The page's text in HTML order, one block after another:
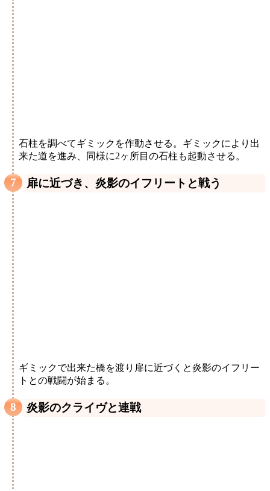
石柱を調べてギミックを作動させる。ギミックにより出
来た道を進み、同様に2ヶ所目の石柱も起動させる。
扉に近づき、炎影のイフリートと戦う
ギミックで出来た橋を渡り扉に近づくと炎影のイフリー
トとの戦闘が始まる。
炎影のクライヴと連戦